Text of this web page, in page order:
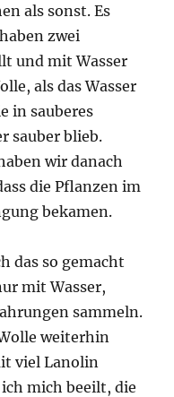
als sonst. Es
zwei
und mit Wasser
als das Wasser
in sauberes
sauber blieb.
wir danach
die Pflanzen im
bekamen.
das so gemacht
mit Wasser,
sammeln.
weiterhin
viel Lanolin
mich beeilt, die